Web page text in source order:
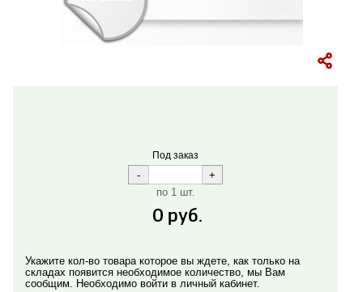
Под заказ
по 1 шт.
0 руб.
Укажите кол-во товара которое вы ждете, как только на
складах появится необходимое количество, мы Вам
сообщим. Необходимо войти в личный кабинет.